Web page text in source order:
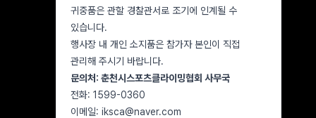
귀중품은 관할 경찰관서로 조기에 인계될 수
있습니다.
행사장 내 개인 소지품은 참가자 본인이 직접
관리해 주시기 바랍니다.
문의처: 춘천시스포츠클라이밍협회 사무국
전화: 1599-0360
이메일: iksca@naver.com